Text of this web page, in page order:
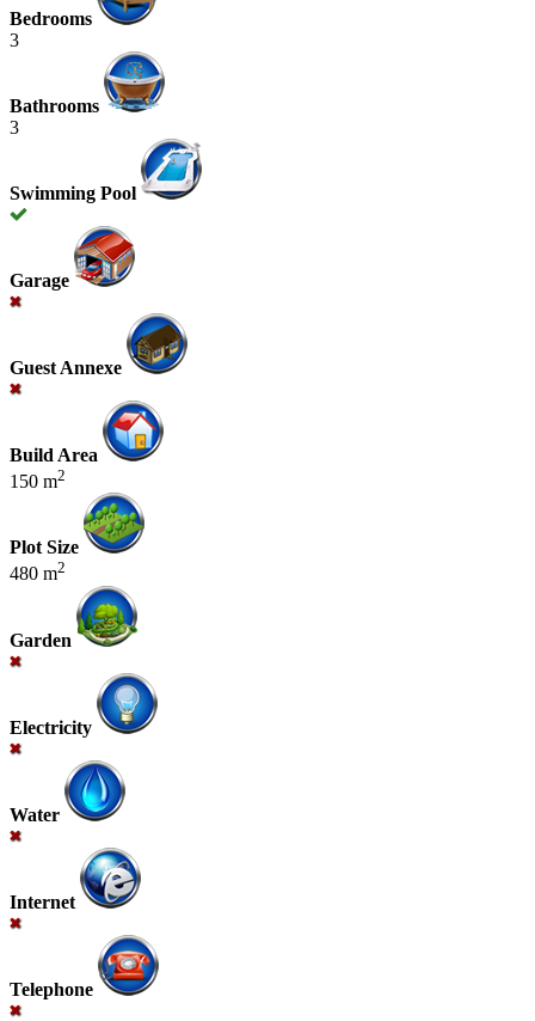
Bedrooms
3
Bathrooms
3
Swimming Pool
Garage
Guest Annexe
Build Area
150 m2
Plot Size
480 m2
Garden
Electricity
Water
Internet
Telephone